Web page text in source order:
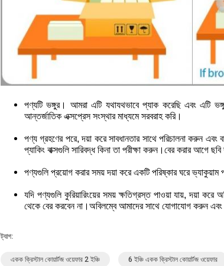
পণ্যটি ভঙ্গুর। আমরা এটি যথাযথভাবে প্যাক করেছি এবং এটি
আন্তর্জাতিক এক্সপ্রেস সংস্থার মাধ্যমে সরবরাহ করি।
পণ্য গ্রহণের পরে, দয়া করে সাবধানতার সাথে পরিচালনা করুন এবং
প্যাকিং বাক্সগুলি সারিবদ্ধ কিনা তা পরীক্ষা করুন।বের করার আগে
পণ্যগুলি প্রয়োগ করার সময় দয়া করে একটি পরিষ্কার ঘরে ভ্যাকুয়াম
যদি পণ্যগুলি কুরিয়ারিংয়ের সময় ক্ষতিগ্রস্ত পাওয়া যায়, দয়া
থেকে বের করবেন না।অবিলম্বে আমাদের সাথে যোগাযোগ করুন এবং
ট্যাগ:
একক ক্রিস্টাল কোয়ার্টজ ওয়েফার 2 ইঞ্চি 6 ইঞ্চি একক ক্রিস্টাল কোয়ার্টজ ওয়েফার